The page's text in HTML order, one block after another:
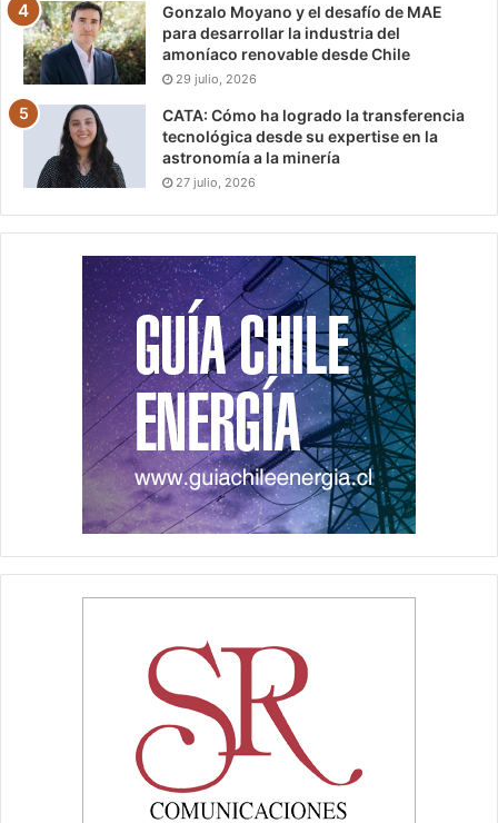
Gonzalo Moyano y el desafío de MAE
para desarrollar la industria del
amoníaco renovable desde Chile
29 julio, 2026
CATA: Cómo ha logrado la transferencia
tecnológica desde su expertise en la
astronomía a la minería
27 julio, 2026